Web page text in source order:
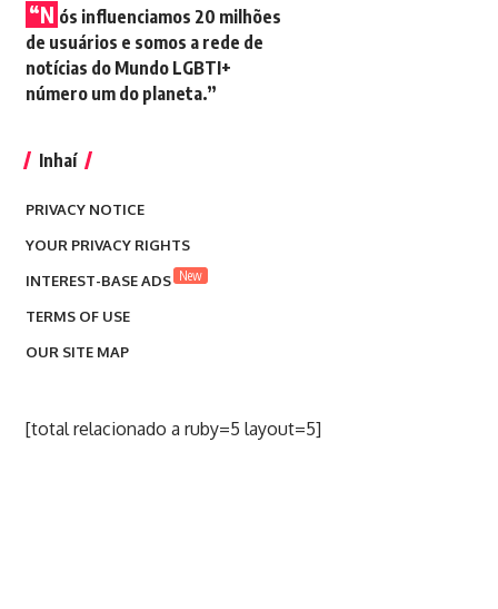
“N ós influenciamos 20 milhões
de usuários e somos a rede de
notícias do Mundo LGBTI+
número um do planeta.”
Inhaí
PRIVACY NOTICE
YOUR PRIVACY RIGHTS
INTEREST-BASE ADS New
TERMS OF USE
OUR SITE MAP
[total relacionado a ruby=5 layout=5]